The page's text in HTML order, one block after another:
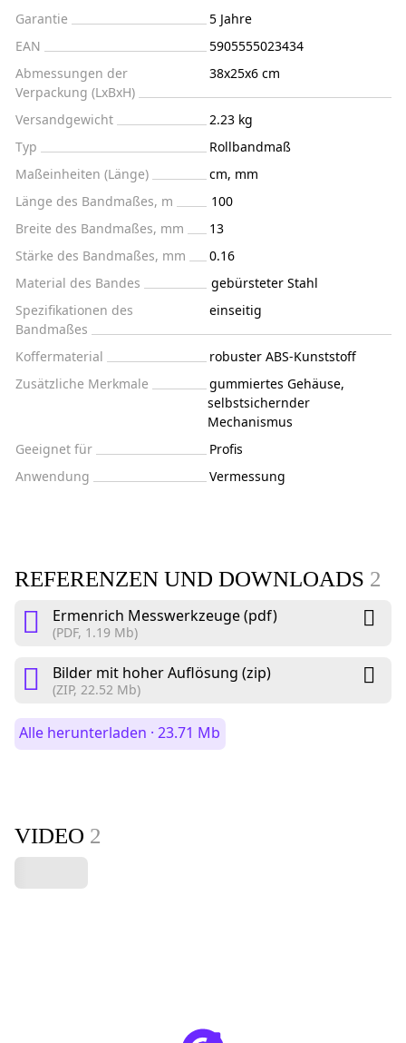
Garantie
5 Jahre
EAN
5905555023434
Abmessungen der
Verpackung (LxBxH)
38x25x6 cm
Versandgewicht
2.23 kg
Typ
Rollbandmaß
Maßeinheiten (Länge)
cm, mm
Länge des Bandmaßes, m
100
Breite des Bandmaßes, mm
13
Stärke des Bandmaßes, mm
0.16
Material des Bandes
gebürsteter Stahl
Spezifikationen des
Bandmaßes
einseitig
Koffermaterial
robuster ABS-Kunststoff
Zusätzliche Merkmale
gummiertes Gehäuse,
selbstsichernder
Mechanismus
Geeignet für
Profis
Anwendung
Vermessung
REFERENZEN UND DOWNLOADS 2
Ermenrich Messwerkzeuge (pdf)
(PDF, 1.19 Mb)
Bilder mit hoher Auflösung (zip)
(ZIP, 22.52 Mb)
Alle herunterladen · 23.71 Mb
VIDEO 2